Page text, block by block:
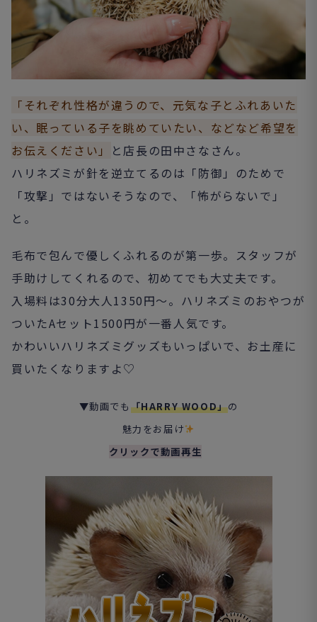
「それぞれ性格が違うので、元気な子とふれあいた
い、眠っている子を眺めていたい、などなど希望を
お伝えください」
と店長の田中さなさん。
ハリネズミが針を逆立てるのは「防御」のためで
「攻撃」ではないそうなので、「怖がらないで」
と。
毛布で包んで優しくふれるのが第一歩。スタッフが
手助けしてくれるので、初めてでも大丈夫です。
入場料は30分大人1350円～。ハリネズミのおやつが
ついたAセット1500円が一番人気です。
かわいいハリネズミグッズもいっぱいで、お土産に
買いたくなりますよ♡
▼動画でも 「HARRY WOOD」の
魅力をお届け
クリックで動画再生